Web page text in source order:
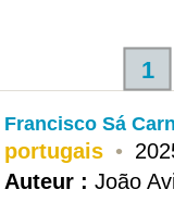
1
Francisco Sá
portugais •
Auteur : João